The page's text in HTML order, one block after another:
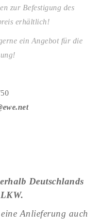
zur Befestigung des
erhältlich!
ein Angebot für die
Deutschlands
Anlieferung auch